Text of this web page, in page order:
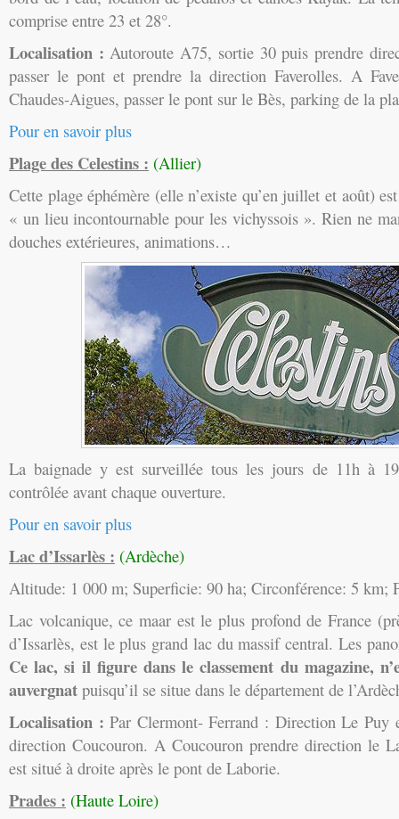
comprise entre 23 et 28°.
Localisation : Autoroute A75, sortie 30 puis prendre
passer le pont et prendre la direction Faverolles. A
Chaudes-Aigues, passer le pont sur le Bès, parking de la
Pour en savoir plus
Plage des Celestins : (Allier)
Cette plage éphémère (elle n’existe qu’en juillet et août)
« un lieu incontournable pour les vichyssois ». Rien ne
douches extérieures, animations…
La baignade y est surveillée tous les jours de 11h à
contrôlée avant chaque ouverture.
Pour en savoir plus
Lac d’Issarlès : (Ardèche)
Altitude: 1 000 m; Superficie: 90 ha; Circonférence: 5 km;
Lac volcanique, ce maar est le plus profond de France
d’Issarlès, est le plus grand lac du massif central. Les
Ce lac, si il figure dans le classement du magazine,
auvergnat puisqu’il se situe dans le département de
Localisation : Par Clermont- Ferrand : Direction Le Puy
direction Coucouron. A Coucouron prendre direction le
est situé à droite après le pont de Laborie.
Prades : (Haute Loire)